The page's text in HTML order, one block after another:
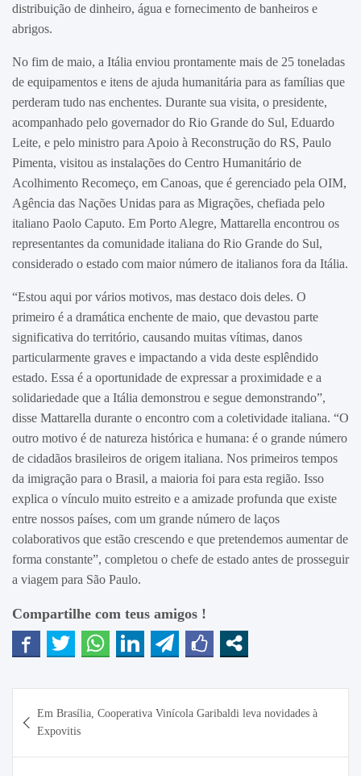
distribuição de dinheiro, água e fornecimento de banheiros e
abrigos.
No fim de maio, a Itália enviou prontamente mais de 25 toneladas
de equipamentos e itens de ajuda humanitária para as famílias que
perderam tudo nas enchentes. Durante sua visita, o presidente,
acompanhado pelo governador do Rio Grande do Sul, Eduardo
Leite, e pelo ministro para Apoio à Reconstrução do RS, Paulo
Pimenta, visitou as instalações do Centro Humanitário de
Acolhimento Recomeço, em Canoas, que é gerenciado pela OIM,
Agência das Nações Unidas para as Migrações, chefiada pelo
italiano Paolo Caputo. Em Porto Alegre, Mattarella encontrou os
representantes da comunidade italiana do Rio Grande do Sul,
considerado o estado com maior número de italianos fora da Itália.
“Estou aqui por vários motivos, mas destaco dois deles. O
primeiro é a dramática enchente de maio, que devastou parte
significativa do território, causando muitas vítimas, danos
particularmente graves e impactando a vida deste esplêndido
estado. Essa é a oportunidade de expressar a proximidade e a
solidariedade que a Itália demonstrou e segue demonstrando”,
disse Mattarella durante o encontro com a coletividade italiana. “O
outro motivo é de natureza histórica e humana: é o grande número
de cidadãos brasileiros de origem italiana. Nos primeiros tempos
da imigração para o Brasil, a maioria foi para esta região. Isso
explica o vínculo muito estreito e a amizade profunda que existe
entre nossos países, com um grande número de laços
colaborativos que estão crescendo e que pretendemos aumentar de
forma constante”, completou o chefe de estado antes de prosseguir
a viagem para São Paulo.
Compartilhe com teus amigos !
de
Post
Em Brasília, Cooperativa Vinícola Garibaldi leva novidades à
Expovitis